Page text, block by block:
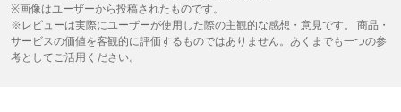
※画像はユーザーから投稿されたものです。
※レビューは実際にユーザーが使用した際の主観的な感想・意見です。 商品・
サービスの価値を客観的に評価するものではありません。あくまでも一つの参
考としてご活用ください。